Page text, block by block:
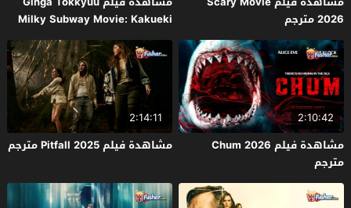
2026 مترجم
Milky Subway Movie: Kakueki
Teisha Gekijou Yuki 2026 مترجم
2:10:42
مشاهدة فيلم Chum 2026
مترجم
2:14:11
مشاهدة فيلم Pitfall 2025 مترجم